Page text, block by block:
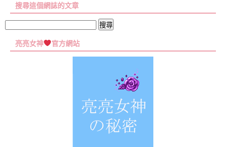
彙
搜尋這個網誌的文章
關
亮亮女神 官方網站